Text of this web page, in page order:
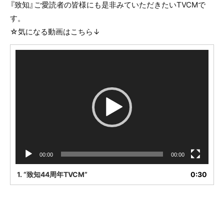
『致知』ご愛読者の皆様にも是非みていただきたいTVCMで
す。
☆気になる動画はこちら↓
00:00 00:00
1. “致知44周年TVCM” 0:30